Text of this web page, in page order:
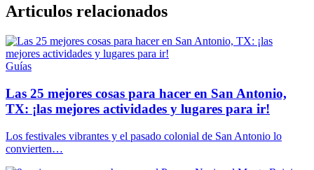
Articulos relacionados
Guías
Las 25 mejores cosas para hacer en San Antonio,
TX: ¡las mejores actividades y lugares para ir!
Los festivales vibrantes y el pasado colonial de San Antonio lo
convierten…